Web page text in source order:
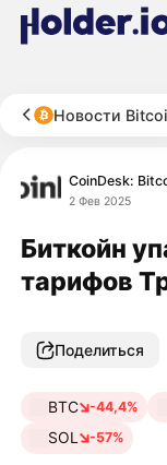
Новости
CoinDesk:
2 Фев 2025
Биткойн
тарифов
Поделиться
BTC -44,4%
SOL -57%